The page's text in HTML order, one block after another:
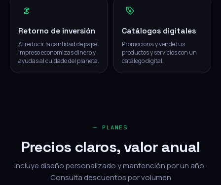
Retorno de inversión
Al reducir la cantidad de papel
impreso economizas dinero y
ayudas al cuidado del planeta.
Catálogos digitales
Promociona y vende tus
productos y servicios con un
catálogo digital.
— PLANES
Precios claros, valor anual
Incluye diseño personalizado y mantención por un año ·
Consulta descuentos por volumen